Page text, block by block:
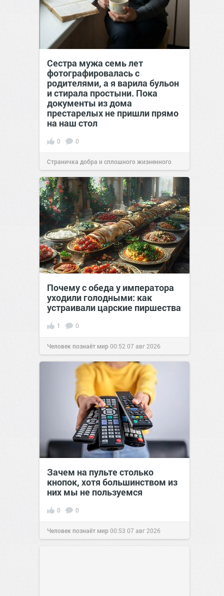
Сестра мужа семь лет
фотографировалась с
родителями, а я варила бульон
и стирала простыни. Пока
документы из дома
престарелых не пришли прямо
на наш стол
0 0
Страничка добра и сплошного жизненного
позитива!00:2907 авг 2026
Почему с обеда у императора
уходили голодными: как
устраивали царские пиршества
1 0
Человек познаёт мир00:52 07 авг 2026
Зачем на пульте столько
кнопок, хотя большинством из
них мы не пользуемся
0 0
Человек познаёт мир00:53 07 авг 2026